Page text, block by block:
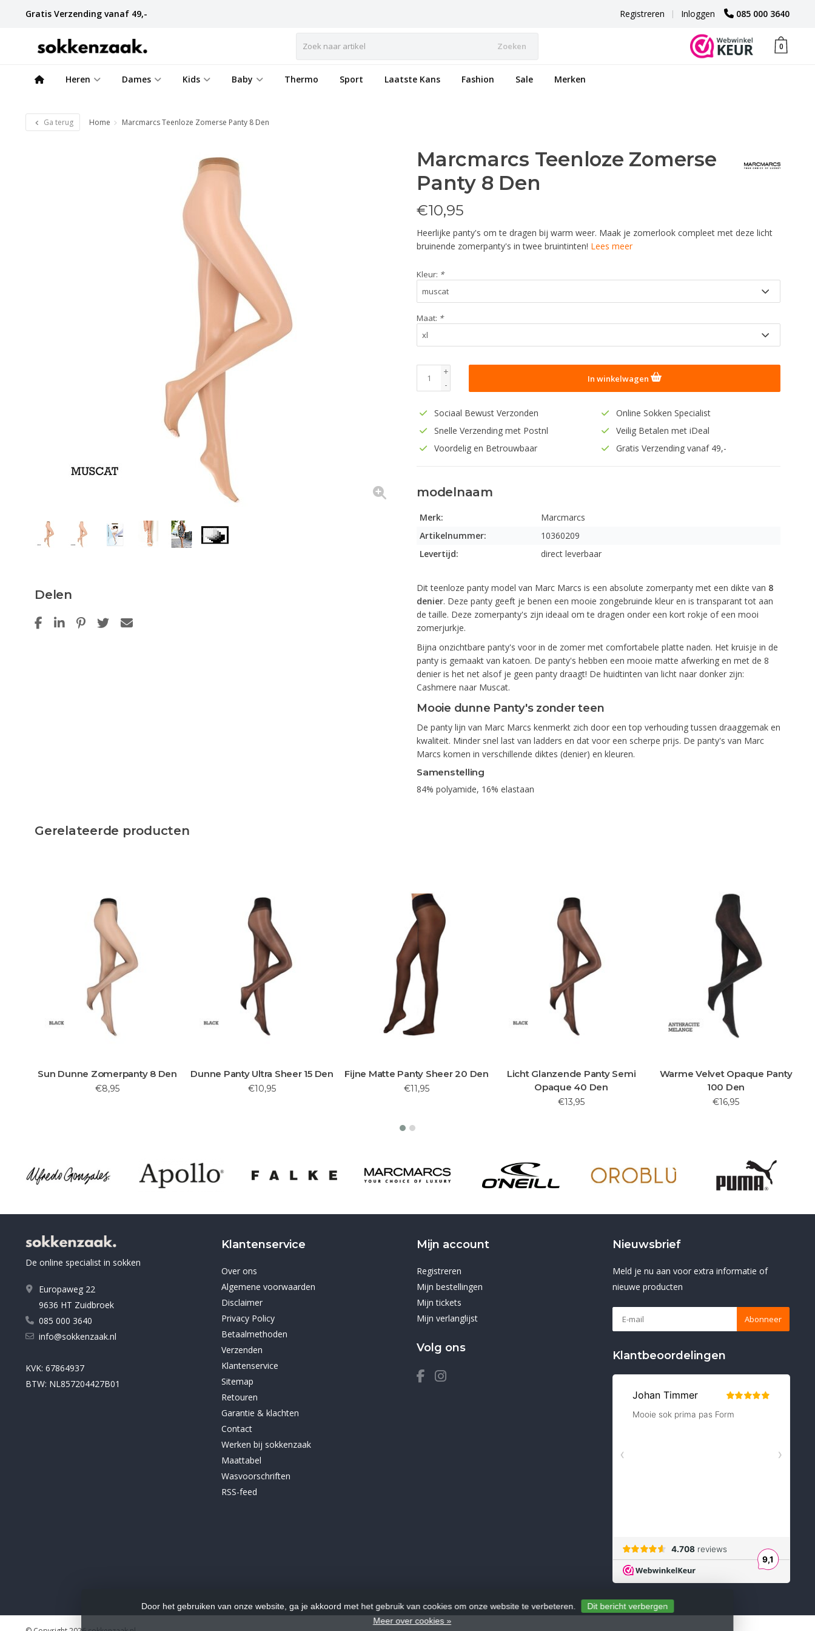
Gratis Verzending vanaf 49,- 085 000 3640
Inloggen
|
Registreren
Zoeken 0
Heren Dames Kids Baby Thermo Sport Laatste Kans Fashion Sale Merken
Ga terug Home Marcmarcs Teenloze Zomerse Panty 8 Den
Delen
Marcmarcs Teenloze Zomerse
Panty 8 Den
€10,95
Heerlijke panty's om te dragen bij warm weer. Maak je zomerlook compleet met deze licht
bruinende zomerpanty's in twee bruintinten! Lees meer
Kleur: *
Maat: *
+
-
In winkelwagen
Sociaal Bewust Verzonden
Online Sokken Specialist
Snelle Verzending met Postnl
Veilig Betalen met iDeal
Voordelig en Betrouwbaar
Gratis Verzending vanaf 49,-
modelnaam
Merk:
Marcmarcs
Artikelnummer:
10360209
Levertijd:
direct leverbaar
Dit teenloze panty model van Marc Marcs is een absolute zomerpanty met een dikte van 8
denier. Deze panty geeft je benen een mooie zongebruinde kleur en is transparant tot aan
de taille. Deze zomerpanty's zijn ideaal om te dragen onder een kort rokje of een mooi
zomerjurkje.
Bijna onzichtbare panty's voor in de zomer met comfortabele platte naden. Het kruisje in de
panty is gemaakt van katoen. De panty's hebben een mooie matte afwerking en met de 8
denier is het net alsof je geen panty draagt! De huidtinten van licht naar donker zijn:
Cashmere naar Muscat.
Mooie dunne Panty's zonder teen
De panty lijn van Marc Marcs kenmerkt zich door een top verhouding tussen draaggemak en
kwaliteit. Minder snel last van ladders en dat voor een scherpe prijs. De panty's van Marc
Marcs komen in verschillende diktes (denier) en kleuren.
Samenstelling
84% polyamide, 16% elastaan
Gerelateerde producten
Sun Dunne Zomerpanty 8 Den
€8,95
Dunne Panty Ultra Sheer 15 Den
€10,95
Fijne Matte Panty Sheer 20 Den
€11,95
Licht Glanzende Panty Semi
Opaque 40 Den
€13,95
Warme Velvet Opaque Panty
100 Den
€16,95
De online specialist in sokken
Europaweg 22
9636 HT Zuidbroek
085 000 3640
info@sokkenzaak.nl
KVK: 67864937
BTW: NL857204427B01
Klantenservice
Over ons
Algemene voorwaarden
Disclaimer
Privacy Policy
Betaalmethoden
Verzenden
Klantenservice
Sitemap
Retouren
Garantie & klachten
Contact
Werken bij sokkenzaak
Maattabel
Wasvoorschriften
RSS-feed
Mijn account
Registreren
Mijn bestellingen
Mijn tickets
Mijn verlanglijst
Volg ons
Nieuwsbrief
Meld je nu aan voor extra informatie of
nieuwe producten
Abonneer
Klantbeoordelingen
Door het gebruiken van onze website, ga je akkoord met het gebruik van cookies om onze website te verbeteren.
Dit bericht verbergen
Meer over cookies »